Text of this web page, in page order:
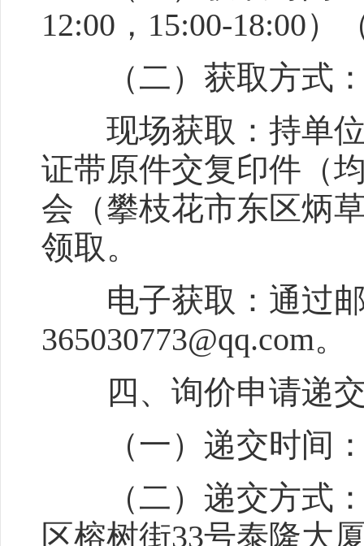
12:00，15:00-18:00
（二）获取方式
现场获取：持单位
证带原件交复印件（
会（攀枝花市东区炳
领取。
电子获取：通过邮
365030773@qq.com。
四、询价申请递
（一）递交时间：
（二）递交方式：
区榕树街33号泰隆大